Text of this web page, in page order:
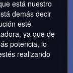
está nuestro
demás decir
esté
ya que de
potencia, lo
realizando